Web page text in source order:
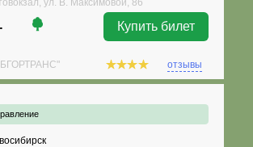
ул. В. Максимовой, 86
Купить билет
отзывы